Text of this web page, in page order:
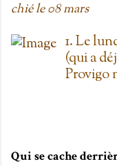
chié le08 mars
1. Le
(qui a
Provigo
lundi ''.
Qui se cache